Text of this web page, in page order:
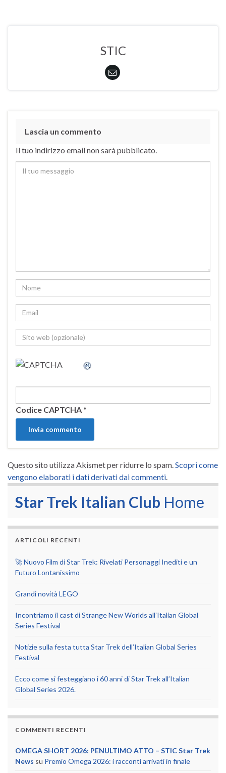
STIC
Lascia un commento
Il tuo indirizzo email non sarà pubblicato.
Codice CAPTCHA*
Questo sito utilizza Akismet per ridurre lo spam.Scopri come
vengono elaborati i dati derivati dai commenti.
Star Trek Italian Club Home
ARTICOLI RECENTI
🚀 Nuovo Film di Star Trek: Rivelati Personaggi Inediti e un
Futuro Lontanissimo
Grandi novità LEGO
Incontriamo il cast di Strange New Worlds all’Italian Global
Series Festival
Notizie sulla festa tutta Star Trek dell’Italian Global Series
Festival
Ecco come si festeggiano i 60 anni di Star Trek all’Italian
Global Series 2026.
COMMENTI RECENTI
OMEGA SHORT 2026: PENULTIMO ATTO – STIC Star Trek
News su Premio Omega 2026: i racconti arrivati in finale